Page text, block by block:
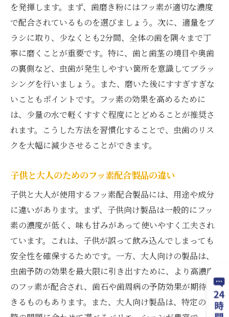
を発揮します。まず、歯磨き粉にはフッ素が適切な濃度
で配合されているものを選びましょう。次に、適量をブ
ラシに取り、少なくとも2分間、全体の歯を隅々まで丁
寧に磨くことが重要です。特に、歯と歯茎の境目や奥歯
の裏側など、虫歯が発生しやすい箇所を意識してブラッ
シングを行いましょう。また、磨いた後にすすぎすぎな
いこともポイントです。フッ素の効果を高めるために
は、少量の水で軽くすすぐ程度にとどめることが推奨さ
れます。こうした方法を習慣化することで、虫歯のリス
クを大幅に減少させることができます。
子供と大人のためのフッ素配合製品の違い
子供と大人が使用するフッ素配合製品には、用途や成分
に違いがあります。まず、子供向け製品は一般的にフッ
素の濃度が低く、味も甘みがあって使いやすく工夫され
ています。これは、子供が誤って飲み込んでしまっても
安全性を確保するためです。一方、大人向けの製品は、
虫歯予防の効果を最大限に引き出すために、より高濃度
のフッ素が配合され、歯石や歯周病の予防効果が期待で
きるものもあります。また、大人向け製品は、特定の口